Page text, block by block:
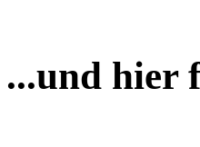
...und hier